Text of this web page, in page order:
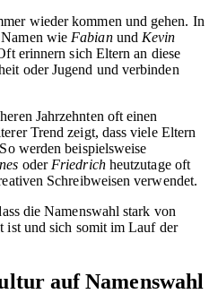
wieder kommen und gehen. In
wie Fabianund Kevin
erinnern sich Eltern an diese
oder Jugend und verbinden
Jahrzehnten oft einen
Trend zeigt, dass viele Eltern
werden beispielsweise
oder Friedrichheutzutage oft
Schreibweisen verwendet.
die Namenswahl stark von
ist und sich somit im Lauf der
auf Namenswahl